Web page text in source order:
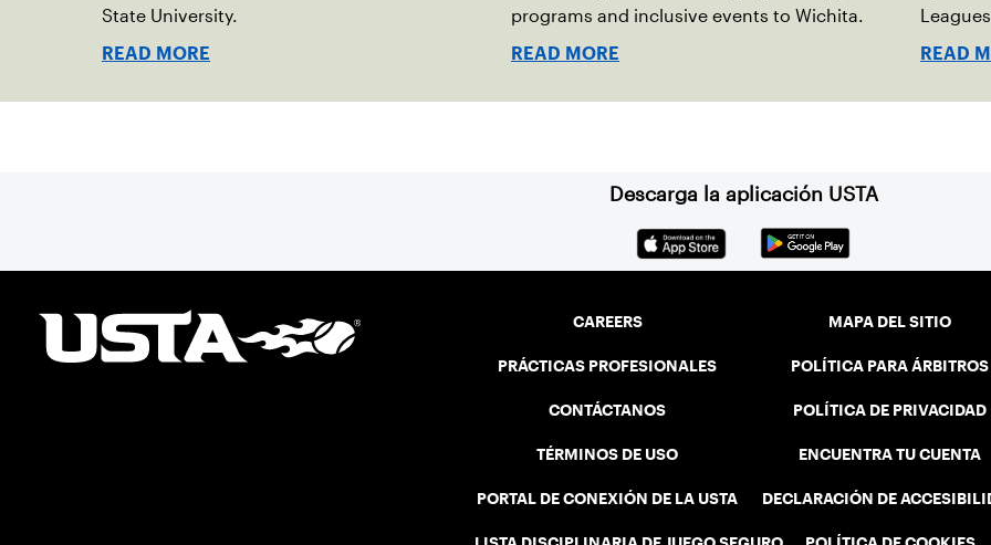
State University.
READ MORE
programs and inclusive events to Wichita.
READ MORE READ
Descarga la aplicación USTA
CAREERS
PRÁCTICAS PROFESIONALES
CONTÁCTANOS
TÉRMINOS DE USO
PORTAL DE CONEXIÓN DE LA USTA
MAPA DEL SITIO
POLÍTICA PARA ÁRBITROS
POLÍTICA DE PRIVACIDAD
ENCUENTRA TU CUENTA
DECLARACIÓN DE